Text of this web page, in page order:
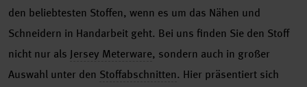
den beliebtesten Stoffen, wenn es um das Nähen und
Schneidern in Handarbeit geht. Bei uns finden Sie den Stoff
nicht nur als Jersey Meterware, sondern auch in großer
Auswahl unter den Stoffabschnitten. Hier präsentiert sich